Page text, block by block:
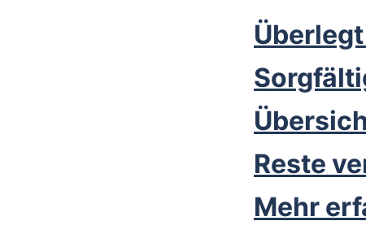
Reste
Mehr